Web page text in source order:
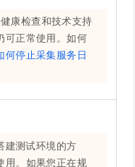
康检查和技术支持
可正常使用。如何
何停止采集服务日
建测试环境的方
用。如果您正在规